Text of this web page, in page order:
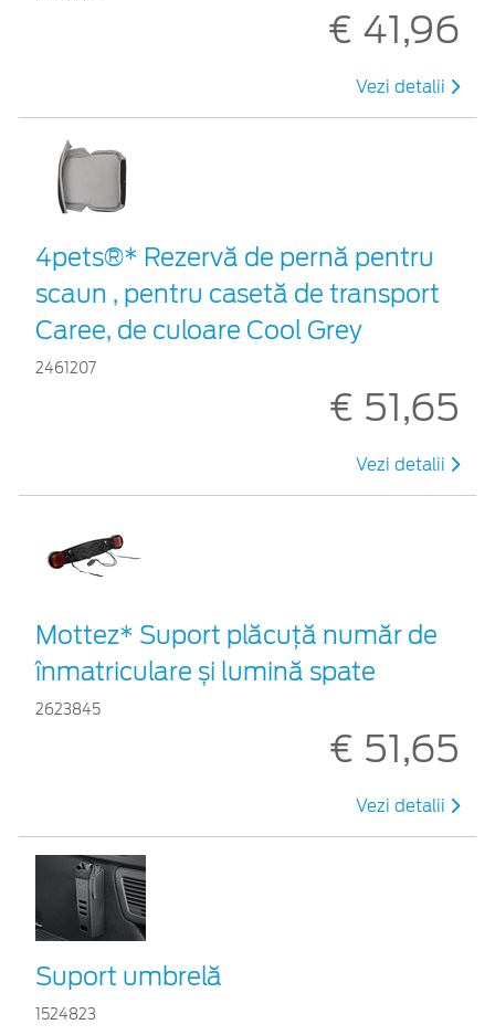
€ 41,96
Vezi detalii
4pets®* Rezervă de pernă pentru
scaun , pentru casetă de transport
Caree, de culoare Cool Grey
2461207
€ 51,65
Vezi detalii
Mottez* Suport plăcuță număr de
înmatriculare și lumină spate
2623845
€ 51,65
Vezi detalii
Suport umbrelă
1524823